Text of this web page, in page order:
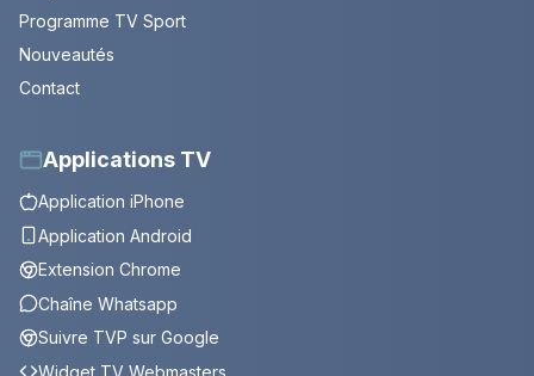
Programme TV Sport
Nouveautés
Contact
Applications TV
Application iPhone
Application Android
Extension Chrome
Chaîne Whatsapp
Suivre TVP sur Google
Widget TV Webmasters